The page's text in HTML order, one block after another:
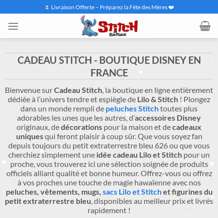
contenu
🌷 Livraison Offerte – Préparez la Fête des Mères ❤️
CADEAU STITCH - BOUTIQUE DISNEY EN
FRANCE
Bienvenue surCadeau Stitch, la boutique en ligne entièrement
dédiée à l’univers tendre et espiègle de Lilo & Stitch ! Plongez
dans un monde rempli de peluches Stitchtoutes plus
adorables les unes que les autres, d’accessoires Disney
originaux, dedécorations pour la maison et decadeaux
uniquesqui feront plaisir à coup sûr. Que vous soyez fan
depuis toujours du petit extraterrestre bleu 626 ou que vous
cherchiez simplement une idée cadeau Lilo et Stitch pour un
proche, vous trouverez ici une sélection soignée de produits
officiels alliant qualité et bonne humeur. Offrez-vous ou offrez
à vos proches une touche de magie hawaïenne avec nos
peluches, vêtements, mugs, sacs Lilo et Stitchet figurines du
petit extraterrestre bleu, disponibles au meilleur prix et livrés
rapidement !